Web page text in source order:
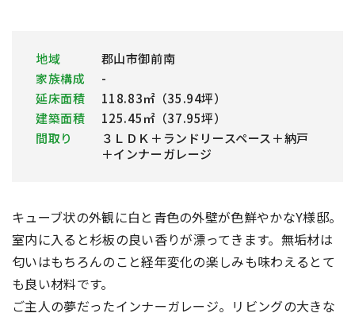
キューブ状の外観に白と青色の外壁が色鮮やかなY様邸。
室内に入ると杉板の良い香りが漂ってきます。無垢材は
匂いはもちろんのこと経年変化の楽しみも味わえるとて
も良い材料です。
ご主人の夢だったインナーガレージ。リビングの大きな
地域
郡山市御前南
家族構成
-
延床面積
118.83㎡（35.94坪）
建築面積
125.45㎡（37.95坪）
間取り
３ＬＤＫ＋ランドリースペース＋納戸
＋インナーガレージ